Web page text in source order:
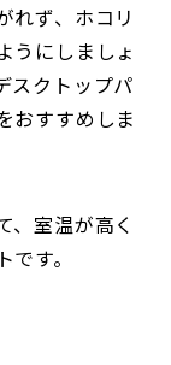
れず、ホコリ
うにしましょ
スクトップパ
おすすめしま
、室温が高く
す。